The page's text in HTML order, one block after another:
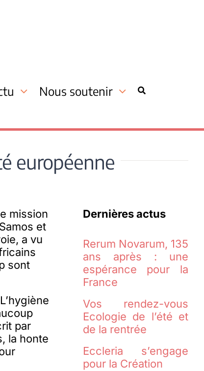
Nous soutenir
européenne
mission
et
a vu
sont
L’hygiène
par
la honte
Dernières actus
Rerum Novarum, 135
ans après : une
espérance pour la
France
Vos rendez-vous
Ecologie de l’été et
de la rentrée
Eccleria s’engage
pour la Création